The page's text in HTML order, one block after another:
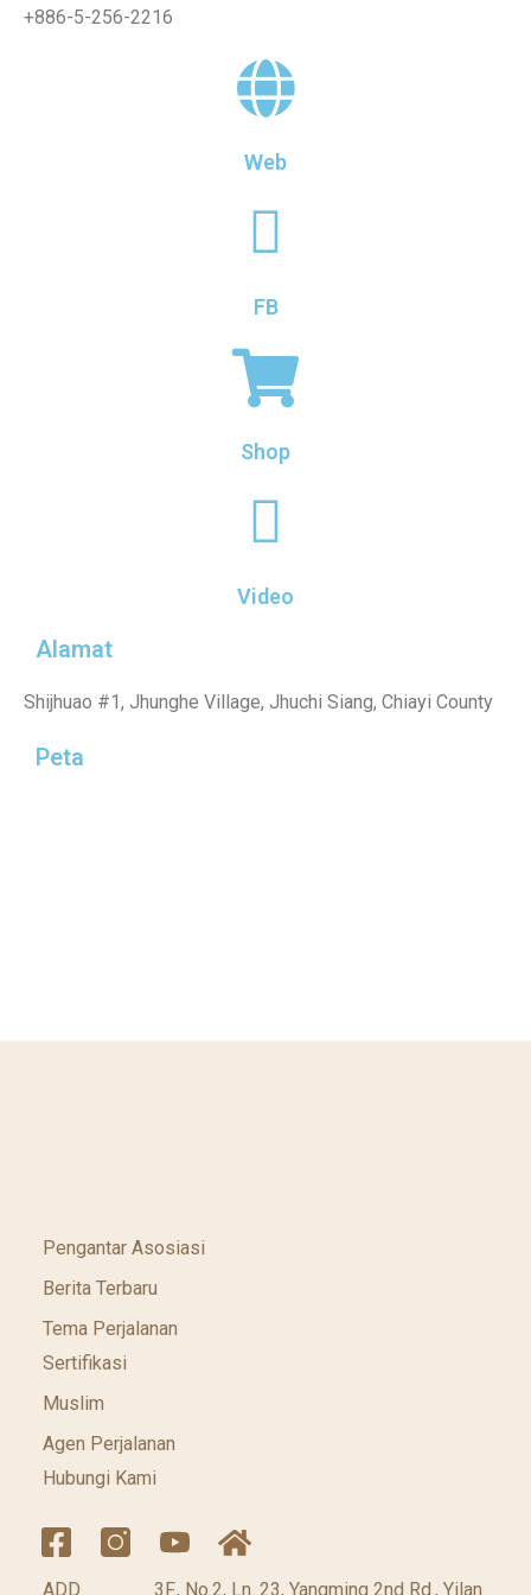
dari famili Moraceae, buahnya terlihat seperti
mangga tanah, buahnya jemur dan dikeringkan untuk
pengawetan. Aiyu Jelly kaya akan pektin alami, yang
melepaskan pektin dan mengembun menjadi jeli. Ini
mutiara gula merah, adalah makanan penutup yang
disukai semua orang baik anak-anak maupun
+886-5-256-2216
Web
FB
Shop
Video
Alamat
Shijhuao #1, Jhunghe Village, Jhuchi Siang, Chiayi County
Peta
Pengantar Asosiasi
Berita Terbaru
Tema Perjalanan
Sertifikasi
Muslim
Agen Perjalanan
Hubungi Kami
ADD 3F., No.2, Ln. 23, Yangming 2nd Rd., Yilan